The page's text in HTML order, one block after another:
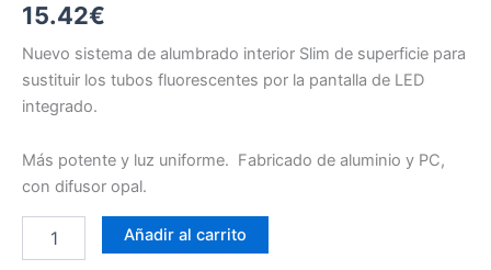
15.42€
Nuevo sistema de alumbrado interior Slim de superficie para
sustituir los tubos fluorescentes por la pantalla de LED
integrado.
Más potente y luz uniforme. Fabricado de aluminio y PC,
con difusor opal.
Añadir al carrito